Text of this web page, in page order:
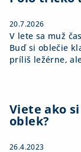
20.7.2026
V lete sa muž
Buď si oblečie
príliš ležérne,
Viete ako
oblek?
26.4.2023